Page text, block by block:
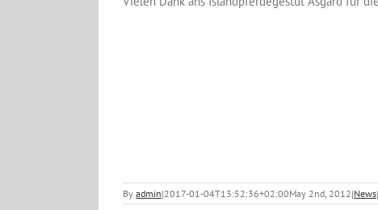
By admin|2017-01-04T13:52:36+02:00May 2nd, 2012|News|